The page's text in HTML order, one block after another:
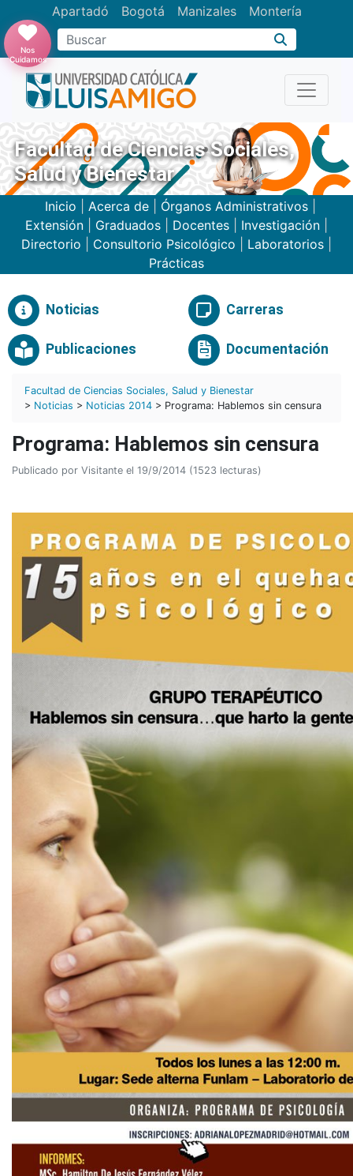
Apartadó Bogotá Manizales Montería
Buscar
Nos
Cuidamos
Facultad de Ciencias Sociales,
Salud y Bienestar
Inicio Acerca de Órganos Administrativos
Extensión
Graduados Docentes Investigación
Directorio
Consultorio Psicológico Laboratorios
Prácticas
Noticias Carreras
Publicaciones Documentación
Facultad de Ciencias Sociales, Salud y Bienestar
> Noticias > Noticias 2014 > Programa: Hablemos sin censura
Programa: Hablemos sin censura
Publicado por Visitante el 19/9/2014 (1523 lecturas)